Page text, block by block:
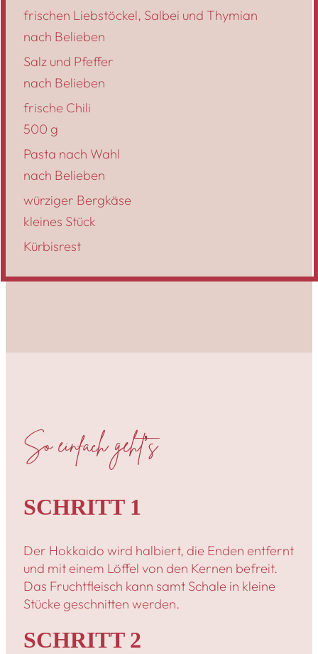
frischen Liebstöckel, Salbei und Thymian
nach Belieben
Salz und Pfeffer
nach Belieben
frische Chili
500 g
Pasta nach Wahl
nach Belieben
würziger Bergkäse
kleines Stück
Kürbisrest
So einfach geht’s
SCHRITT 1
Der Hokkaido wird halbiert, die Enden entfernt
und mit einem Löffel von den Kernen befreit.
Das Fruchtfleisch kann samt Schale in kleine
Stücke geschnitten werden.
SCHRITT 2